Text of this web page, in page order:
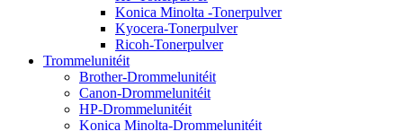
Konica Minolta -Tonerpulver
Kyocera-Tonerpulver
Ricoh-Tonerpulver
Trommelunitéit
Brother-Drommelunitéit
Canon-Drommelunitéit
HP-Drommelunitéit
Konica Minolta-Drommelunitéit